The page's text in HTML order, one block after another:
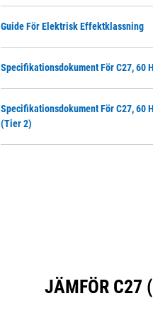
Guide För Elektrisk Effektklassning
Specifikationsdokument För C27, 60
Specifikationsdokument För C27, 60
(Tier 2)
JÄMFÖR C27